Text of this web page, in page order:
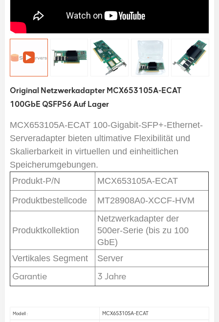
Original Netzwerkadapter MCX653105A-ECAT
100GbE QSFP56 Auf Lager
MCX653105A-ECAT 100-Gigabit-SFP+-Ethernet-
Serveradapter bieten ultimative Flexibilität und
Skalierbarkeit in virtuellen und einheitlichen
Speicherumgebungen.
Produkt-P/N
MCX653105A-ECAT
Produktbestellcode
MT28908A0-XCCF-HVM
Produktkollektion
Netzwerkadapter der
500er-Serie (bis zu 100
GbE)
Vertikales Segment
Server
Garantie 3 Jahre
Modell : MCX653105A-ECAT